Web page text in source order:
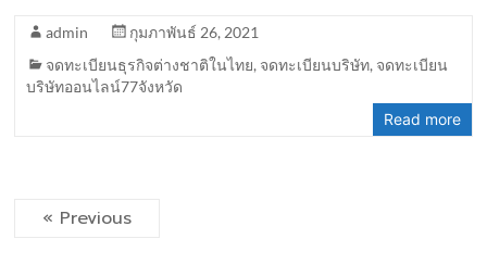
admin
กุมภาพันธ์ 26, 2021
จดทะเบียนธุรกิจต่างชาติในไทย, จดทะเบียนบริษัท, จดทะเบียน
บริษัทออนไลน์77จังหวัด
Read more
« Previous